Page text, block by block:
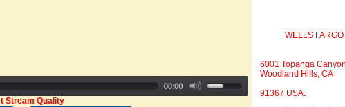
Stream Quality
WELLS
6001 Topanga
Woodland Hills, CA
91367 USA.